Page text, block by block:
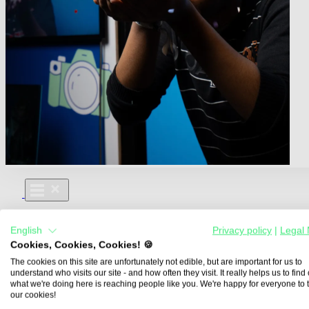
Aus- und Weiterbildungen
Für Lehre & Ausbildung
Media For You
Über Uns
English Privacy policy
Legal
Cookies, Cookies, Cookies! 🍪
The cookies on this site are unfortunately not edible, but are important for us to
understand who visits our site - and how often they visit. It really helps us to find
what we're doing here is reaching people like you. We're happy for everyone to
our cookies!